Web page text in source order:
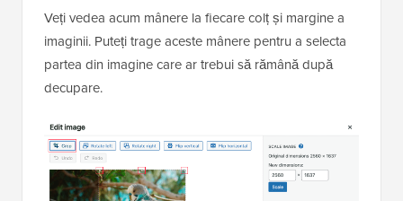
Veți vedea acum mânere la fiecare colț și margine a
imaginii. Puteți trage aceste mânere pentru a selecta
partea din imagine care ar trebui să rămână după
decupare.